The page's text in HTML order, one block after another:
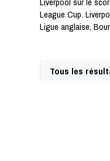
League Cup.
Ligue anglaise,
Tous les